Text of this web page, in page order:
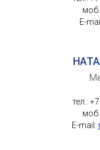
E-
тел.:
моб.
E-mail: